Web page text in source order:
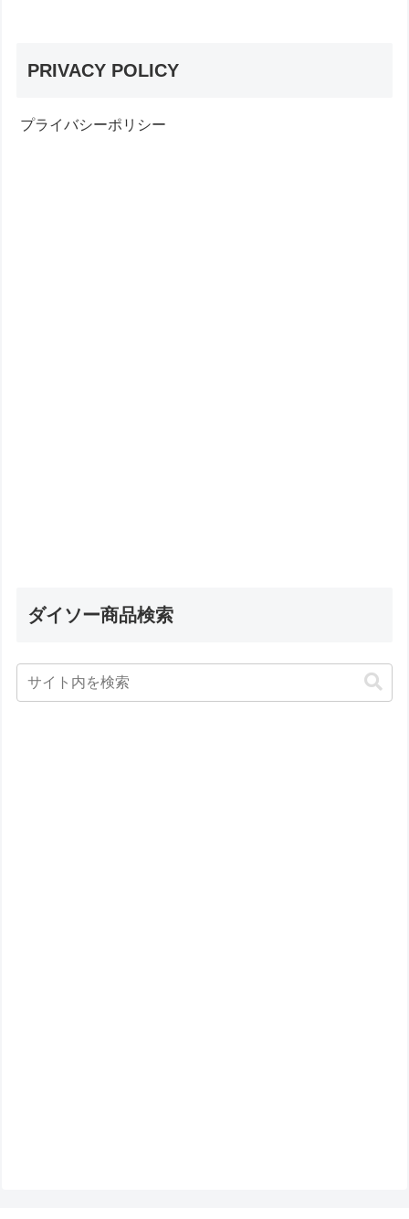
PRIVACY POLICY
プライバシーポリシー
ダイソー商品検索